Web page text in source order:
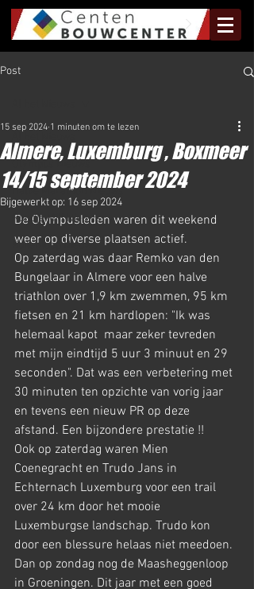
Post
Olympus Nieuws
Halve Marathon Nieuws
Rundje Mill Nieuws
Kuilenloop Nieuws
Almere, Luxemburg , Boxmeer
14/15 september 2024
15 sep 2024 1 minuten om te lezen
Bijgewerkt op: 16 sep 2024
De Olympusleden waren dit weekend
weer op diverse plaatsen actief.
Op zaterdag was daar Remko van den
Bungelaar in Almere voor een halve
triathlon over 1,9 km zwemmen, 95 km
fietsen en 21 km hardlopen: "Ik was
helemaal kapot  maar zeker tevreden
met mijn eindtijd 5 uur 3 minuut en 29
seconden". Dat was een verbetering met
30 minuten ten opzichte van vorig jaar
en tevens een nieuw PR op deze
afstand. Een bijzondere prestatie !!
Ook op zaterdag waren Mien
Coenegracht en Trudo Jans in
Echternach Luxemburg voor een trail
over 24 km door het mooie
Luxemburgse landschap. Trudo kon
door een blessure helaas niet meedoen.
Dan op zondag nog de Maasheggenloop
in Groeningen. Dit jaar met een goed